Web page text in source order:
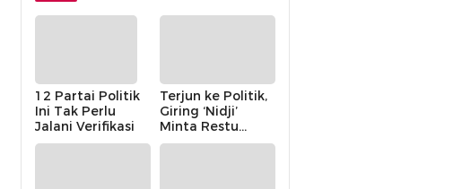
12 Partai Politik
Ini Tak Perlu
Jalani Verifikasi
Terjun ke Politik,
Giring ‘Nidji’
Minta Restu
Keluarga